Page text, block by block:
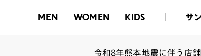
MEN WOMEN KIDS サ
令和8年熊本地震に伴う店